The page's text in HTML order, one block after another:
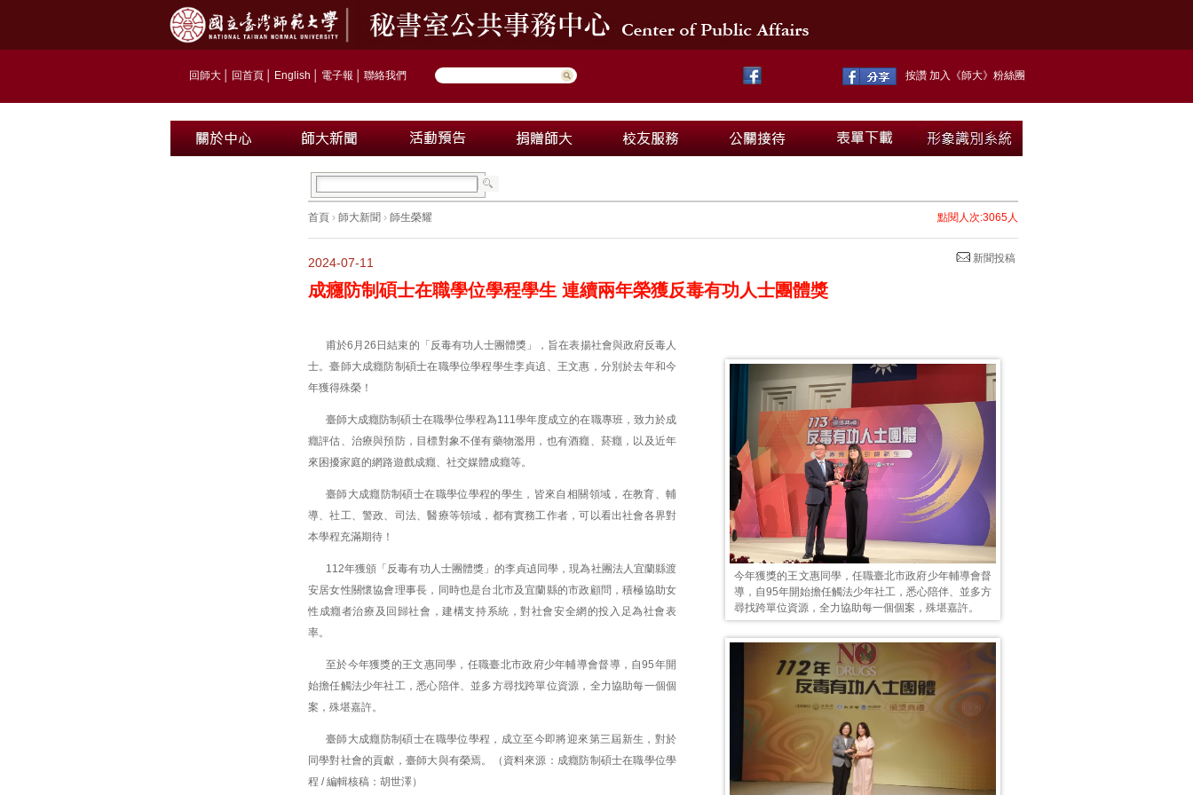
回師大 回首頁 English 電子報 聯絡我們 按讚 加入《師大》粉絲團
首頁 › 師大新聞 › 師生榮耀 點閱人次:3065人
新聞投稿
2024-07-11
成癮防制碩士在職學位學程學生 連續兩年榮獲反毒有功人士團體獎
今年獲獎的王文惠同學，任職臺北市政府少年輔導會督
導，自95年開始擔任觸法少年社工，悉心陪伴、並多方
尋找跨單位資源，全力協助每一個個案，殊堪嘉許。
甫於6月26日結束的「反毒有功人士團體獎」，旨在表揚社會與政府反毒人
士。臺師大成癮防制碩士在職學位學程學生李貞遉、王文惠，分別於去年和今
年獲得殊榮！
臺師大成癮防制碩士在職學位學程為111學年度成立的在職專班，致力於成
癮評估、治療與預防，目標對象不僅有藥物濫用，也有酒癮、菸癮，以及近年
來困擾家庭的網路遊戲成癮、社交媒體成癮等。
臺師大成癮防制碩士在職學位學程的學生，皆來自相關領域，在教育、輔
導、社工、警政、司法、醫療等領域，都有實務工作者，可以看出社會各界對
本學程充滿期待！
112年獲頒「反毒有功人士團體獎」的李貞遉同學，現為社團法人宜蘭縣渡
安居女性關懷協會理事長，同時也是台北市及宜蘭縣的市政顧問，積極協助女
性成癮者治療及回歸社會，建構支持系統，對社會安全網的投入足為社會表
率。
至於今年獲獎的王文惠同學，任職臺北市政府少年輔導會督導，自95年開
始擔任觸法少年社工，悉心陪伴、並多方尋找跨單位資源，全力協助每一個個
案，殊堪嘉許。
臺師大成癮防制碩士在職學位學程，成立至今即將迎來第三屆新生，對於
同學對社會的貢獻，臺師大與有榮焉。（資料來源：成癮防制碩士在職學位學
程 / 編輯核稿：胡世澤）